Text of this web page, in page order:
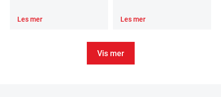
Les mer Les mer
Vis mer